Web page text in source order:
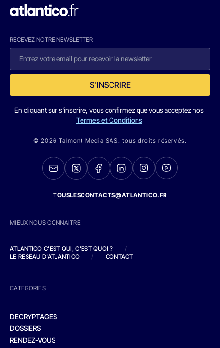
RECEVEZ NOTRE NEWSLETTER
S'INSCRIRE
En cliquant sur s'inscrire, vous confirmez que vous acceptez nos
Termes et Conditions
© 2026 Talmont Media SAS. tous droits réservés.
TOUSLESCONTACTS@ATLANTICO.FR
MIEUX NOUS CONNAITRE
ATLANTICO C'EST QUI, C'EST QUOI ?
/
LE RESEAU D'ATLANTICO
/ CONTACT
CATEGORIES
DECRYPTAGES
DOSSIERS
RENDEZ-VOUS